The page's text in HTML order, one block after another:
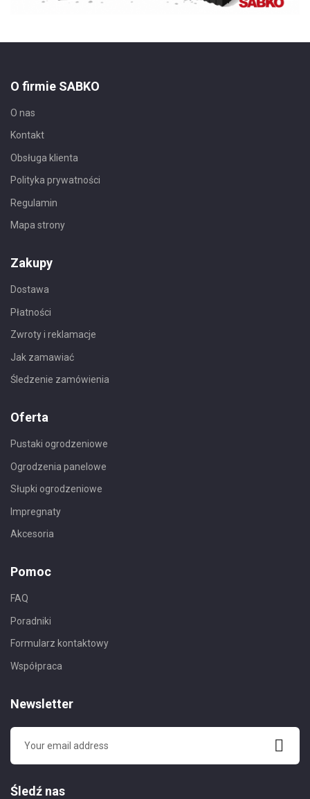
O firmie SABKO
O nas
Kontakt
Obsługa klienta
Polityka prywatności
Regulamin
Mapa strony
Zakupy
Dostawa
Płatności
Zwroty i reklamacje
Jak zamawiać
Śledzenie zamówienia
Oferta
Pustaki ogrodzeniowe
Ogrodzenia panelowe
Słupki ogrodzeniowe
Impregnaty
Akcesoria
Pomoc
FAQ
Poradniki
Formularz kontaktowy
Współpraca
Newsletter
Śledź nas